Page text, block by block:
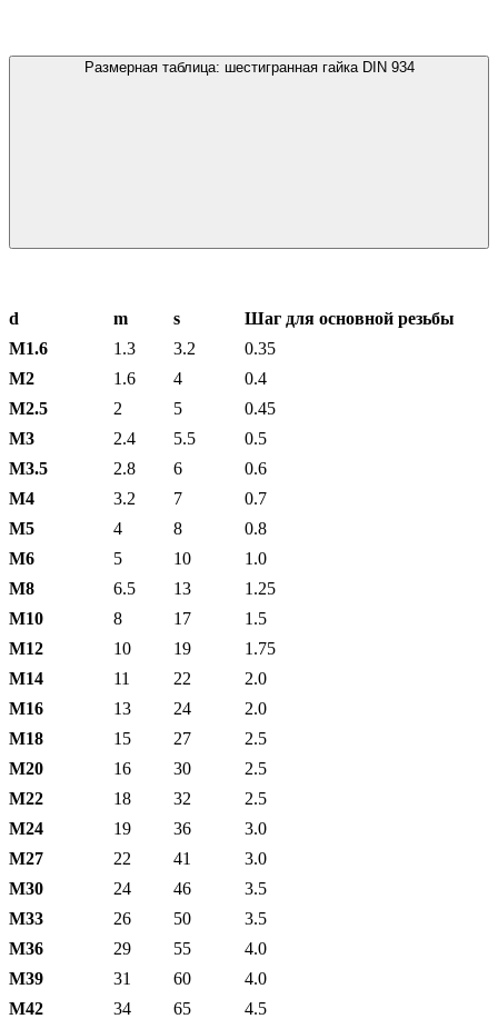
Размерная таблица: шестигранная гайка DIN 934
d m s
Шаг для основной резьбы
М1.6
1.3 3.2
0.35
М2
1.6 4
0.4
М2.5
2 5
0.45
М3
2.4 5.5
0.5
М3.5
2.8 6
0.6
М4
3.2 7
0.7
М5
4 8
0.8
М6
5 10
1.0
М8
6.5 13
1.25
М10
8 17
1.5
М12
10 19
1.75
М14
11 22
2.0
М16
13 24
2.0
М18
15 27
2.5
М20
16 30
2.5
М22
18 32
2.5
М24
19 36
3.0
М27
22 41
3.0
М30
24 46
3.5
М33
26 50
3.5
М36
29 55
4.0
М39
31 60
4.0
М42
34 65
4.5